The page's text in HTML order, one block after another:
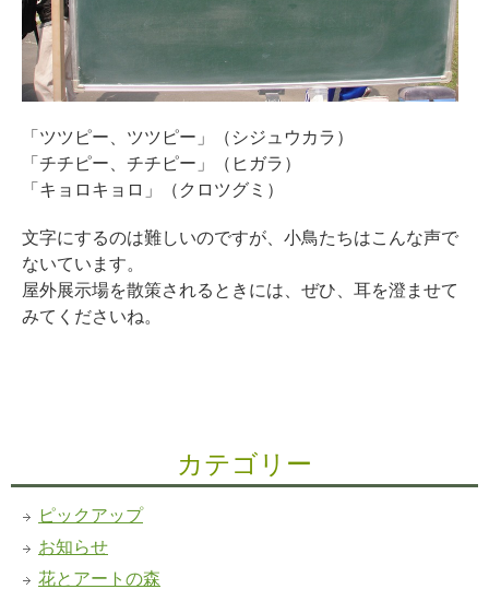
「ツツピー、ツツピー」（シジュウカラ）
「チチピー、チチピー」（ヒガラ）
「キョロキョロ」（クロツグミ）
文字にするのは難しいのですが、小鳥たちはこんな声で
ないています。
屋外展示場を散策されるときには、ぜひ、耳を澄ませて
みてくださいね。
カテゴリー
ピックアップ
お知らせ
花とアートの森